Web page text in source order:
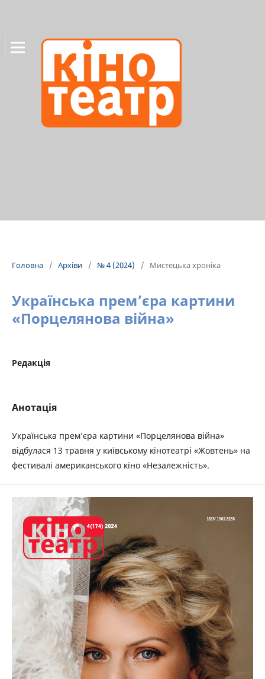
Головна / Архіви / № 4 (2024) / Мистецька хроніка
Українська прем’єра картини
«Порцелянова війна»
Редакція
Анотація
Українська прем’єра картини «Порцелянова війна»
відбулася 13 травня у київському кінотеатрі «Жовтень» на
фестивалі американського кіно «Незалежність».